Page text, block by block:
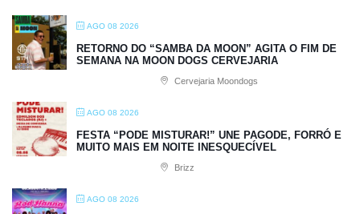
AGO 08 2026
RETORNO DO “SAMBA DA MOON” AGITA O FIM DE
SEMANA NA MOON DOGS CERVEJARIA
Cervejaria Moondogs
AGO 08 2026
FESTA “PODE MISTURAR!” UNE PAGODE, FORRÓ E
MUITO MAIS EM NOITE INESQUECÍVEL
Brizz
AGO 08 2026